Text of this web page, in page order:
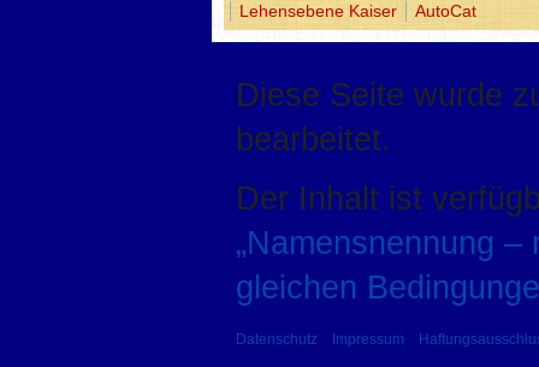
Lehensebene Kaiser
AutoCat
Diese Seite wurde
bearbeitet.
Der Inhalt ist
„Namensnennung
gleichen
Datenschutz Impressum